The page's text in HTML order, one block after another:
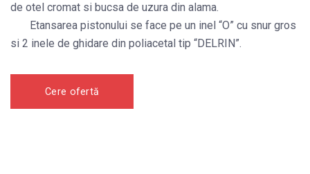
de otel cromat si bucsa de uzura din alama.
Etansarea pistonului se face pe un inel “O” cu snur gros
si 2 inele de ghidare din poliacetal tip “DELRIN”.
Cere ofertă